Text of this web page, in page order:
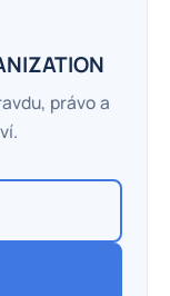
právo a